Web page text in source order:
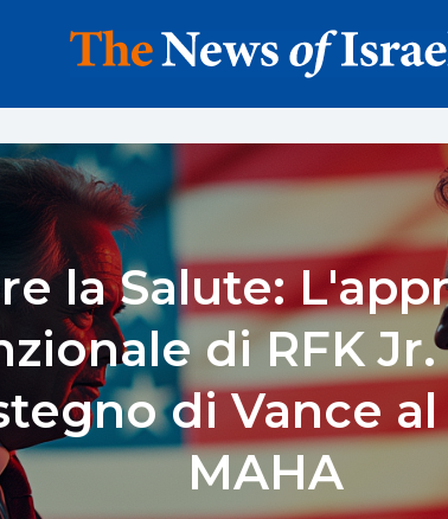
la Salute:
di RFK
di Vance
MAHA